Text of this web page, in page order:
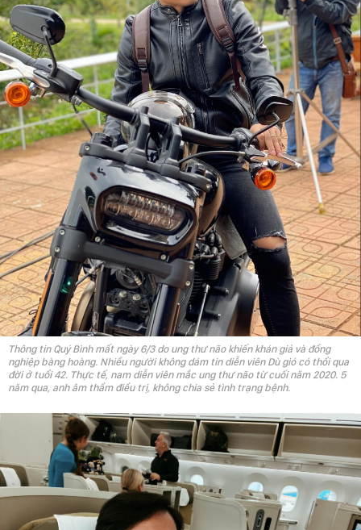
Thông tin Quý Bình mất ngày 6/3 do ung thư não khiến khán giả và đồng
nghiệp bàng hoàng. Nhiều người không dám tin diễn viên Dù gió có thổi qua
đời ở tuổi 42. Thực tế, nam diễn viên mắc ung thư não từ cuối năm 2020. 5
năm qua, anh âm thầm điều trị, không chia sẻ tình trạng bệnh.